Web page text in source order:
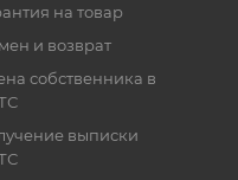
на товар
и возврат
собственника в
выписки